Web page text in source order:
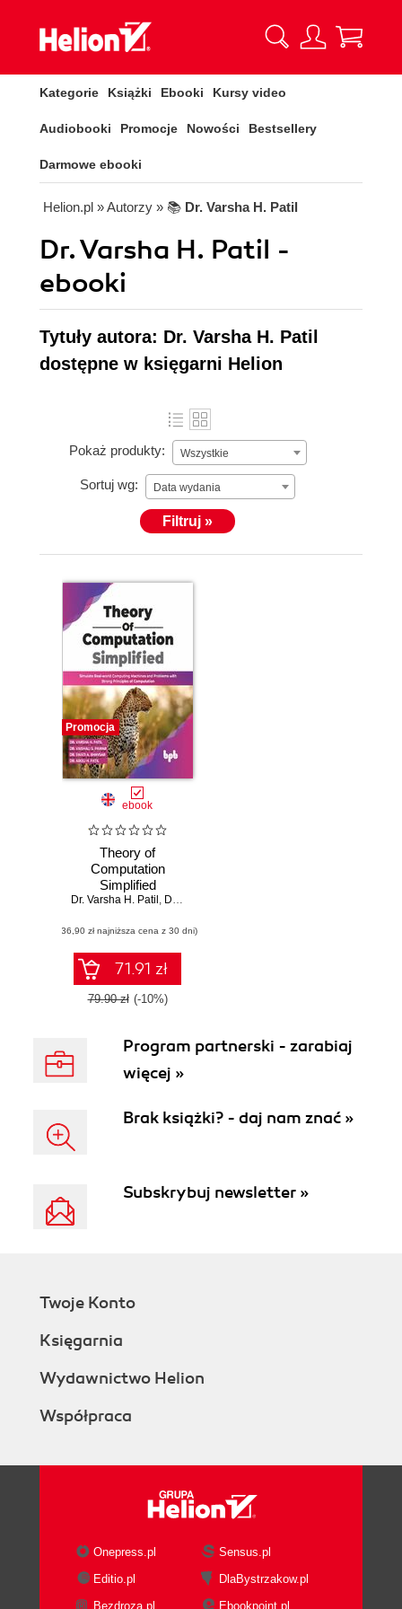
Kategorie Książki Ebooki Kursy video
Audiobooki Promocje Nowości Bestsellery
Darmowe ebooki
Helion.pl » Autorzy » 📚 Dr. Varsha H. Patil
Dr. Varsha H. Patil -
ebooki
Tytuły autora: Dr. Varsha H. Patil
dostępne w księgarni Helion
Pokaż produkty: Wszystkie
Sortuj wg: Data wydania
Filtruj »
Promocja
ebook
Theory of
Computation
Simplified
Dr. Varsha H. Patil , Dr. Vaishali S. Pawar
(36,90 zł najniższa cena z 30 dni)
71.91 zł
79.90 zł (-10%)
Program partnerski - zarabiaj
więcej »
Brak książki? - daj nam znać »
Subskrybuj newsletter »
Twoje Konto
Księgarnia
Wydawnictwo Helion
Współpraca
Onepress.pl
Sensus.pl
Editio.pl
DlaBystrzakow.pl
Bezdroza.pl
Ebookpoint.pl